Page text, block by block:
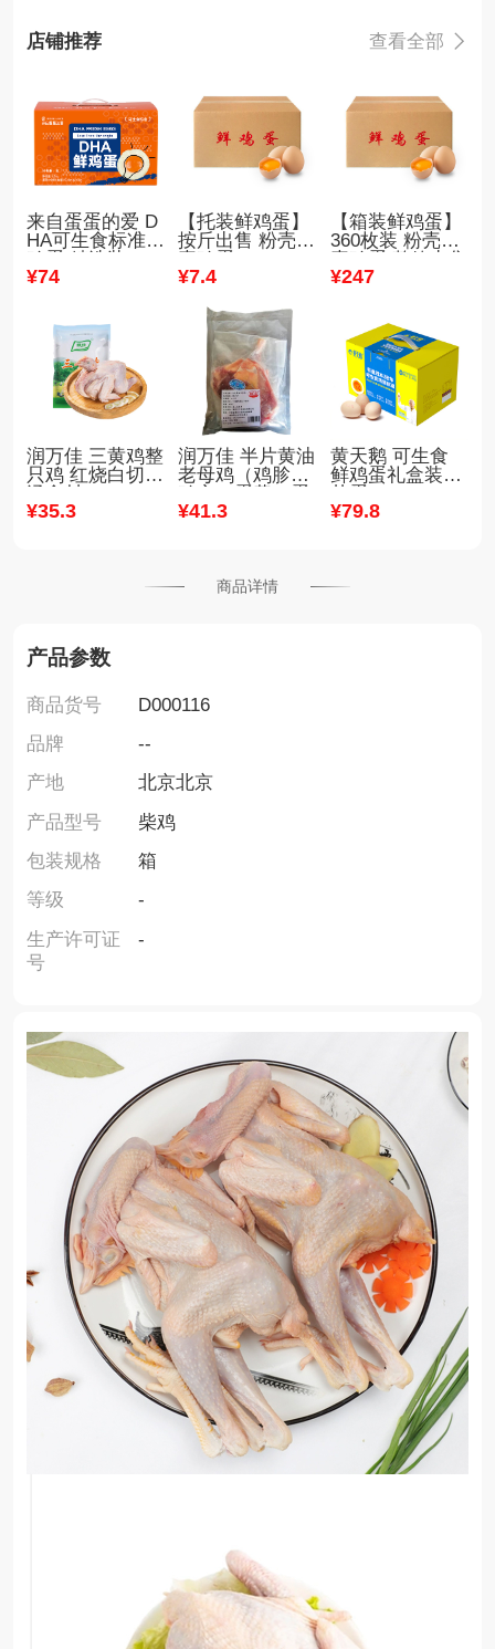
店铺推荐 查看全部 
来自蛋蛋的爱 D
HA可生食标准鲜
鸡蛋 精选装（30
枚/箱）
¥74
【托装鲜鸡蛋】
按斤出售 粉壳褐
壳鸡蛋
¥7.4
【箱装鲜鸡蛋】
360枚装 粉壳褐
壳鸡蛋 整箱出售
30斤-47斤装
¥247
润万佳 三黄鸡整
只鸡 红烧白切煲
¥35.3
润万佳 半片黄油
老母鸡（鸡胗、
包）
¥41.3
黄天鹅 可生食
鲜鸡蛋礼盒装无
¥79.8
商品详情
产品参数
商品货号
D000116
品牌
--
产地
北京北京
产品型号
柴鸡
包装规格
箱
等级
-
生产许可证
号
-